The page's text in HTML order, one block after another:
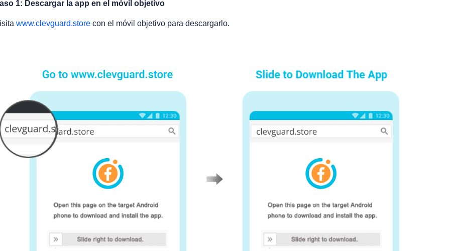
1: Descargar la app en el móvil objetivo
www.clevguard.store con el móvil objetivo para descargarlo.